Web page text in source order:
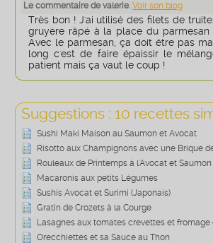
Le commentaire de valerie. Voir son blog
Très bon ! J'ai utilisé des filets de
gruyère râpé à la place du
Avec le parmesan, ça doit être pas
long c'est de faire épaissir le
patient mais ça vaut le coup !
Suggestions : 10 recettes
Sushi Maki Maison au Saumon et Avocat
Risotto aux Champignons avec une Brique
Rouleaux de Printemps à l'Avocat et Saumon
Macaronis aux petits Légumes
Sushis Avocat et Surimi (Japonais)
Gratin de Crozets à la Courge
Lasagnes aux tomates crevettes et fromage
Orecchiettes et sa Sauce au Thon